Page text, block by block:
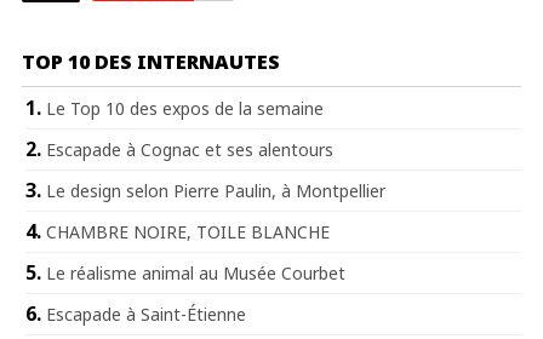
TOP 10 DES INTERNAUTES
Le Top 10 des expos de la semaine
Escapade à Cognac et ses alentours
Le design selon Pierre Paulin, à Montpellier
CHAMBRE NOIRE, TOILE BLANCHE
Le réalisme animal au Musée Courbet
Escapade à Saint-Étienne